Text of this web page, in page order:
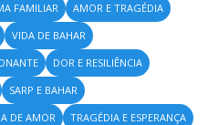
FAMILIAR
AMOR E TRAGÉDIA
VIDA DE BAHAR
DOR E RESILIÊNCIA
SARP E BAHAR
DE AMOR
TRAGÉDIA E ESPERANÇA